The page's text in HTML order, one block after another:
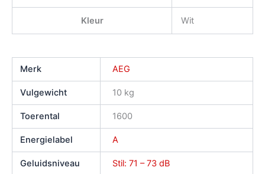
Kleur Wit
Merk AEG
Vulgewicht 10 kg
Toerental 1600
Energielabel A
Geluidsniveau Stil: 71 – 73 dB